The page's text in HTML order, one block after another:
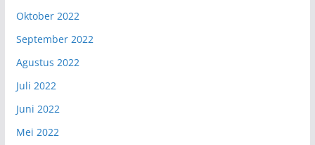
Oktober 2022
September 2022
Agustus 2022
Juli 2022
Juni 2022
Mei 2022